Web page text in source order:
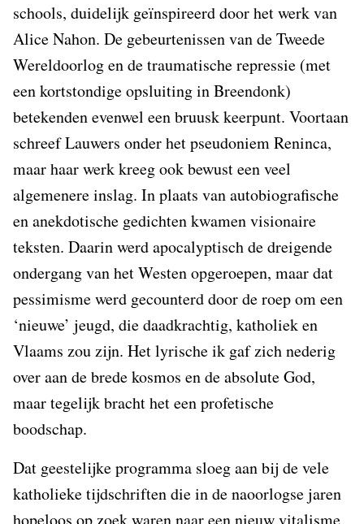
schools, duidelijk geïnspireerd door het werk van
Alice Nahon. De gebeurtenissen van de Tweede
Wereldoorlog en de traumatische repressie (met
een kortstondige opsluiting in Breendonk)
betekenden evenwel een bruusk keerpunt. Voortaan
schreef Lauwers onder het pseudoniem Reninca,
maar haar werk kreeg ook bewust een veel
algemenere inslag. In plaats van autobiografische
en anekdotische gedichten kwamen visionaire
teksten. Daarin werd apocalyptisch de dreigende
ondergang van het Westen opgeroepen, maar dat
pessimisme werd gecounterd door de roep om een
‘nieuwe’ jeugd, die daadkrachtig, katholiek en
Vlaams zou zijn. Het lyrische ik gaf zich nederig
over aan de brede kosmos en de absolute God,
maar tegelijk bracht het een profetische
boodschap.
Dat geestelijke programma sloeg aan bij de vele
katholieke tijdschriften die in de naoorlogse jaren
hopeloos op zoek waren naar een nieuw vitalisme